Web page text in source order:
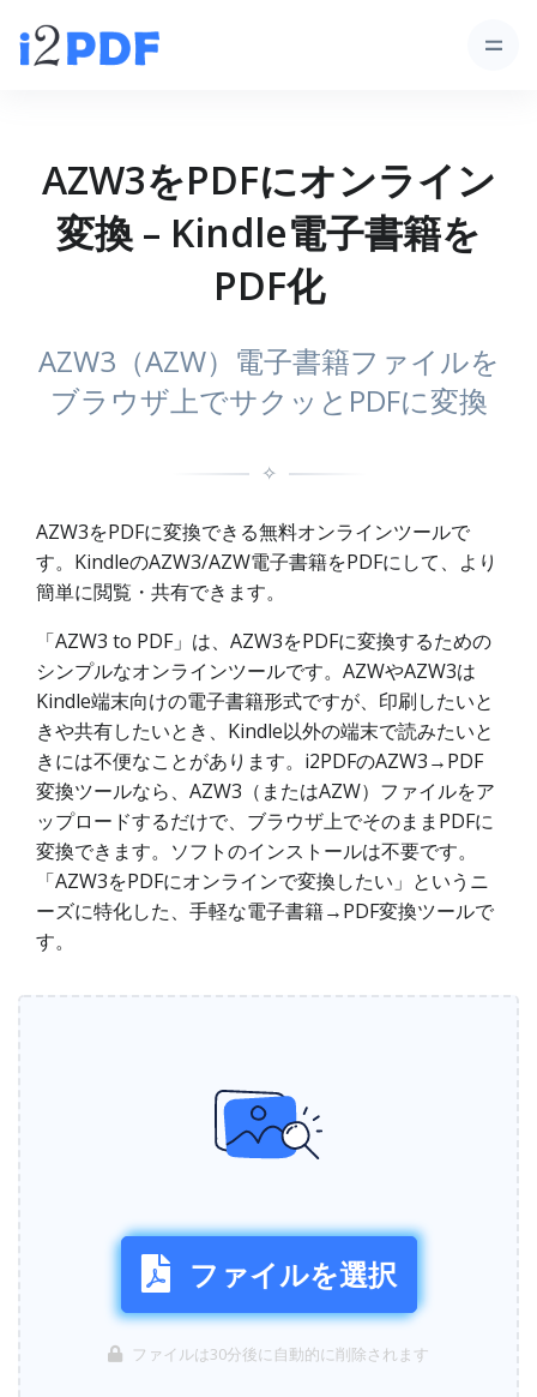
AZW3をPDFにオンライン
変換 – Kindle電子書籍を
PDF化
AZW3（AZW）電子書籍ファイルを
ブラウザ上でサクッとPDFに変換
✧
AZW3をPDFに変換できる無料オンラインツールで
す。KindleのAZW3/AZW電子書籍をPDFにして、より
簡単に閲覧・共有できます。
「AZW3 to PDF」は、AZW3をPDFに変換するための
シンプルなオンラインツールです。AZWやAZW3は
Kindle端末向けの電子書籍形式ですが、印刷したいと
きや共有したいとき、Kindle以外の端末で読みたいと
きには不便なことがあります。i2PDFのAZW3→PDF
変換ツールなら、AZW3（またはAZW）ファイルをア
ップロードするだけで、ブラウザ上でそのままPDFに
変換できます。ソフトのインストールは不要です。
「AZW3をPDFにオンラインで変換したい」というニ
ーズに特化した、手軽な電子書籍→PDF変換ツールで
す。
ファイルを選択
ファイルは30分後に自動的に削除されます